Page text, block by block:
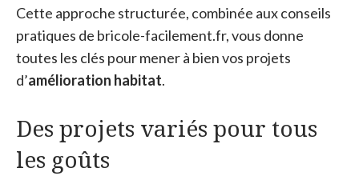
Cette approche structurée, combinée aux conseils
pratiques de bricole-facilement.fr, vous donne
toutes les clés pour mener à bien vos projets
d’amélioration habitat.
Des projets variés pour tous
les goûts